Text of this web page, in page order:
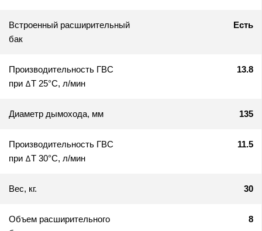
Встроенный расширительный
бак
Есть
Производительность ГВС
при ΔТ 25°C, л/мин
13.8
Диаметр дымохода, мм 135
Производительность ГВС
при ΔТ 30°C, л/мин
11.5
Вес, кг. 30
Объем расширительного
8